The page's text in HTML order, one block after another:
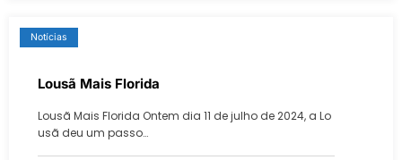
Notícias
Lousã Mais Florida
Lousã Mais Florida Ontem dia 11 de julho de 2024, a Lo
usã deu um passo…